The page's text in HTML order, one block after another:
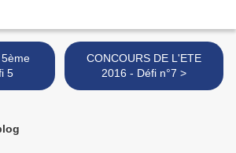
5
CONCOURS DE L'ETE
2016 - Défi n°7 >